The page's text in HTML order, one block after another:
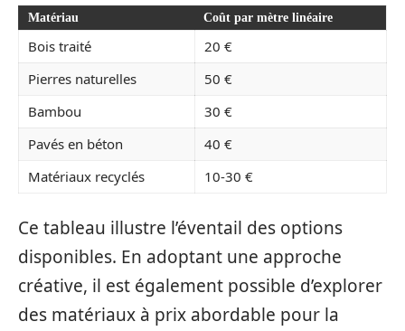
Matériau Coût par mètre linéaire
Bois traité
20 €
Pierres naturelles
50 €
Bambou
30 €
Pavés en béton
40 €
Matériaux recyclés
10-30 €
Ce tableau illustre l’éventail des options
disponibles. En adoptant une approche
créative, il est également possible d’explorer
des matériaux à prix abordable pour la